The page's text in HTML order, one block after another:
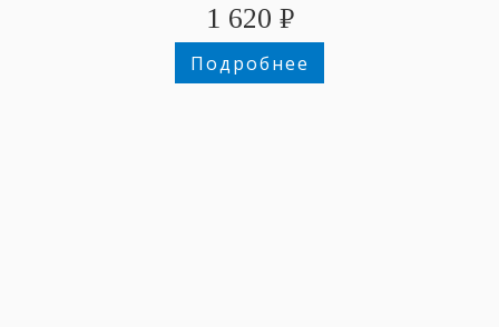
1 620 ₽
Подробнее